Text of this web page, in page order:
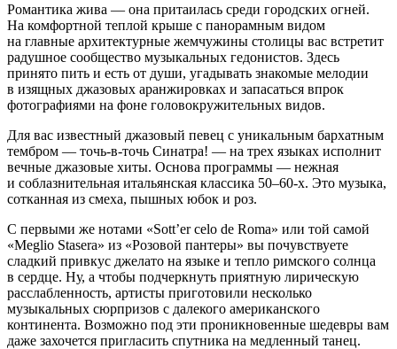
Романтика жива — она притаилась среди городских огней.
На комфортной теплой крыше с панорамным видом
на главные архитектурные жемчужины столицы вас встретит
радушное сообщество музыкальных гедонистов. Здесь
принято пить и есть от души, угадывать знакомые мелодии
в изящных джазовых аранжировках и запасаться впрок
фотографиями на фоне головокружительных видов.
Для вас известный джазовый певец с уникальным бархатным
тембром — точь-в-точь Синатра! — на трех языках исполнит
вечные джазовые хиты. Основа программы — нежная
и соблазнительная итальянская классика 50–60-х. Это музыка,
сотканная из смеха, пышных юбок и роз.
С первыми же нотами «Sott’er celo de Roma» или той самой
«Meglio Stasera» из «Розовой пантеры» вы почувствуете
сладкий привкус джелато на языке и тепло римского солнца
в сердце. Ну, а чтобы подчеркнуть приятную лирическую
расслабленность, артисты приготовили несколько
музыкальных сюрпризов с далекого американского
континента. Возможно под эти проникновенные шедевры вам
даже захочется пригласить спутника на медленный танец.